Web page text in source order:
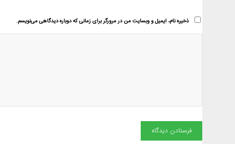
ذخیره نام، ایمیل و وبسایت من در مرورگر برای زمانی که دوباره دیدگاهی می‌نویسم.